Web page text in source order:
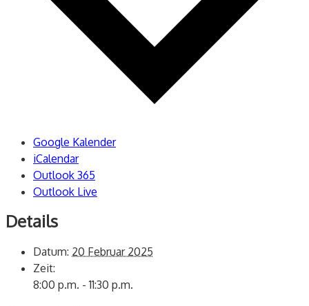
Google Kalender
iCalendar
Outlook 365
Outlook Live
Details
Datum: 20 Februar 2025
Zeit:
8:00 p.m. - 11:30 p.m.